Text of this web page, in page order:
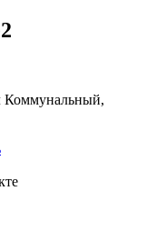
Коммунальный,